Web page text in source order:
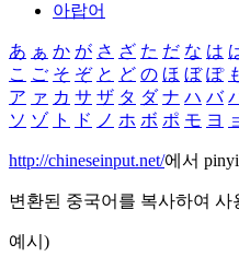
아랍어
あ ぁ か が さ ざ た だ な は
こ ご そ ぞ と ど の ほ ぼ ぽ
ア ァ カ サ ザ タ ダ ナ ハ バ
ソ ゾ ト ド ノ ホ ボ ポ モ ヨ
http://chineseinput.net/에서
변환된 중국어를 복사하여 사
예시)